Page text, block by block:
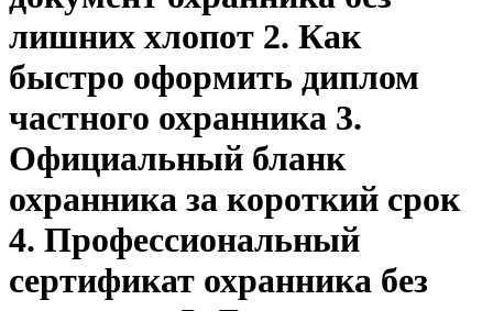
лишних хлопот 2. Как
быстро оформить диплом
частного охранника 3.
Официальный бланк
охранника за короткий срок
4. Профессиональный
сертификат охранника без